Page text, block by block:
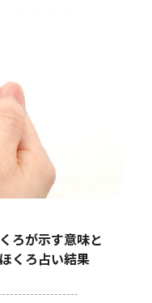
ろが示す意味と
くろ占い結果